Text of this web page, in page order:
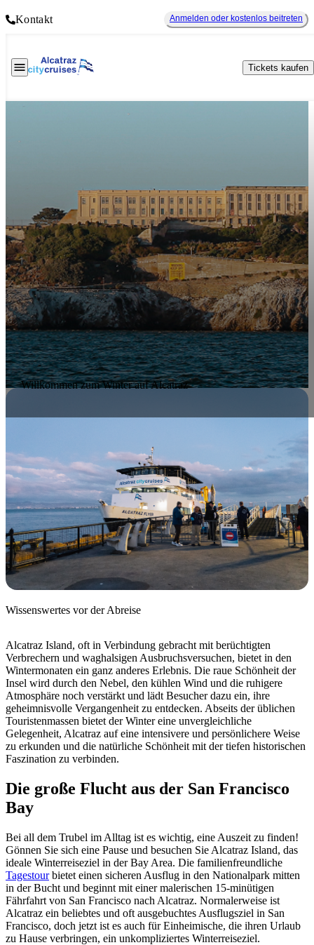
Kontakt Anmelden oder kostenlos beitreten
Tickets kaufen
Willkommen zum Winter auf Alcatraz
Wissenswertes vor der Abreise
Alcatraz Island, oft in Verbindung gebracht mit berüchtigten
Verbrechern und waghalsigen Ausbruchsversuchen, bietet in den
Wintermonaten ein ganz anderes Erlebnis. Die raue Schönheit der
Insel wird durch den Nebel, den kühlen Wind und die ruhigere
Atmosphäre noch verstärkt und lädt Besucher dazu ein, ihre
geheimnisvolle Vergangenheit zu entdecken. Abseits der üblichen
Touristenmassen bietet der Winter eine unvergleichliche
Gelegenheit, Alcatraz auf eine intensivere und persönlichere Weise
zu erkunden und die natürliche Schönheit mit der tiefen historischen
Faszination zu verbinden.
Die große Flucht aus der San Francisco
Bay
Bei all dem Trubel im Alltag ist es wichtig, eine Auszeit zu finden!
Gönnen Sie sich eine Pause und besuchen Sie Alcatraz Island, das
ideale Winterreiseziel in der Bay Area. Die familienfreundliche
Tagestourbietet einen sicheren Ausflug in den Nationalpark mitten
in der Bucht und beginnt mit einer malerischen 15-minütigen
Fährfahrt von San Francisco nach Alcatraz. Normalerweise ist
Alcatraz ein beliebtes und oft ausgebuchtes Ausflugsziel in San
Francisco, doch jetzt ist es auch für Einheimische, die ihren Urlaub
zu Hause verbringen, ein unkompliziertes Winterreiseziel.